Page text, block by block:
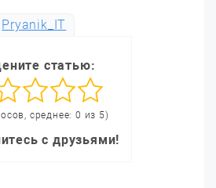
Pryanik_IT
статью:
среднее: 0 из 5)
с друзьями!